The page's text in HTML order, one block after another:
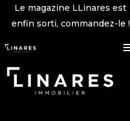
Le magazine LLinares est
enfin sorti, commandez-le !